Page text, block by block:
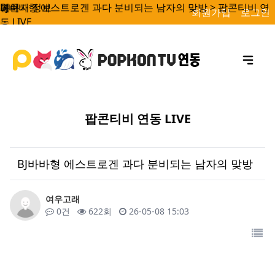
BJ바바형 에스트로겐 과다 분비되는 남자의 맞방 > 팝콘티비 연
동 LIVE
회원가입 로그인
팝콘티비 연동 LIVE
BJ바바형 에스트로겐 과다 분비되는 남자의 맞방
페이지 정보
작성자
여우고래
댓글0건 조회622회 작성일
26-05-08 15:03
본문